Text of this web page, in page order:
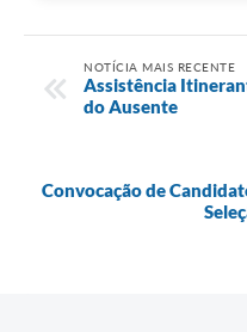
NOTÍCIA MAIS RECENTE
Assistência
do Ausente
Convocação de